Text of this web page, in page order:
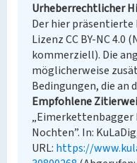
Urheberrechtlicher
Der hier
Lizenz CC BY-NC
kommerziell). Die
möglicherweise
Bedingungen, die an
Empfohlene
„Eimerkettenbagger
Nochten”. In:
URL: https://